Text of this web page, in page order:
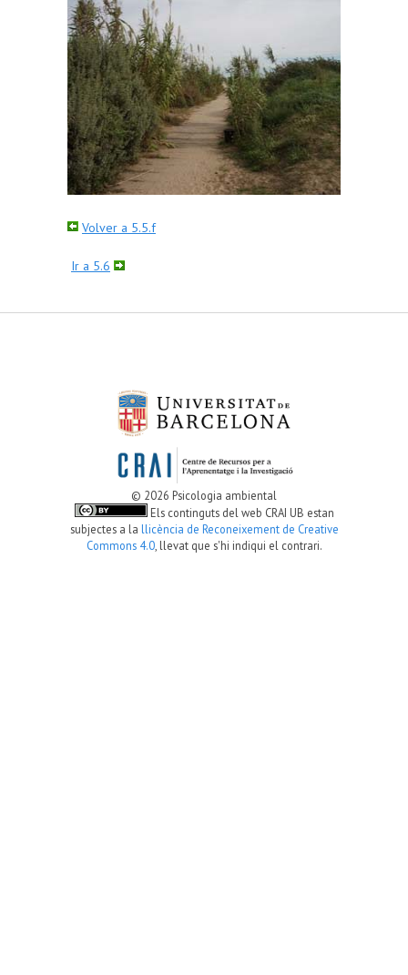
Volver a 5.5.f
Ir a 5.6
© 2026 Psicologia ambiental
Els continguts del web CRAI UB estan
subjectes a la llicència de Reconeixement de Creative
Commons 4.0, llevat que s'hi indiqui el contrari.